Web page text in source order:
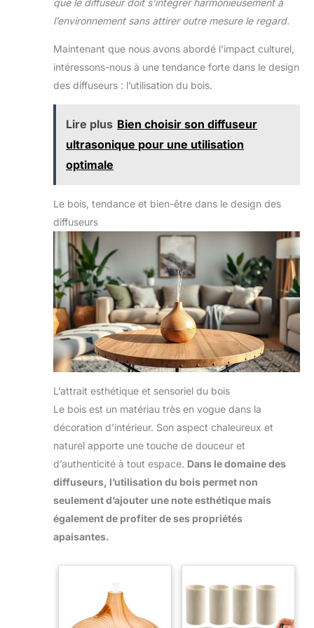
arômes sans nuisance
– Sécurité et tranquillité
d’esprit – Lorsque le
réservoir d’eau est vide, le
automatiquement afin de
pleinement du parfum
dans votre intérieur sans
avoir à surveiller
constamment l’appareil.
Huiles essentielles
inspirées des hôtels cinq
d’huiles essentielles
comprend Floral Boisé,
Thé Blanc, Agrumes
Boisés, Floral Ambré,
Agrumes Floraux et May
Way. Des fragrances
raffinées et
enveloppantes, idéales
pour diffuseur parfum
maison, sprays ou
bougies, pour créer une
atmosphère sophistiquée
et accueillante. Idée
cadeau parfaite –
Élégance et praticité
réunies – Ce set associe
un diffuseur électrique
essentielles de haute
multiples. Une idée
cadeau raffinée et
attentionnée pour
anniversaires, fêtes ou
Noël, pensée pour offrir
bien-être et plaisir olfactif
que le diffuseur doit s’intégrer harmonieusement à
l’environnement sans attirer outre mesure le regard.
Maintenant que nous avons abordé l’impact culturel,
intéressons-nous à une tendance forte dans le design
des diffuseurs : l’utilisation du bois.
Lire plus Bien choisir son diffuseur
ultrasonique pour une utilisation
optimale
Le bois, tendance et bien-être dans le design des
diffuseurs
L’attrait esthétique et sensoriel du bois
Le bois est un matériau très en vogue dans la
décoration d’intérieur. Son aspect chaleureux et
naturel apporte une touche de douceur et
d’authenticité à tout espace. Dans le domaine des
diffuseurs, l’utilisation du bois permet non
seulement d’ajouter une note esthétique mais
également de profiter de ses propriétés
apaisantes.